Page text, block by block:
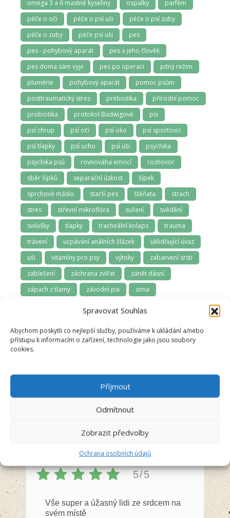
Spravovat Souhlas
Abychom poskytli co nejlepší služby, používáme k ukládání a/nebo
přístupu k informacím o zařízení, technologie jako jsou soubory
cookies.
Příjmout
Odmítnout
Zobrazit předvolby
Ochrana osobních údajů
omega 3 a 6 mastné kyseliny
ospalky
parfém
péče o oči
péče o psí uši
péče o psí zuby
péče o zuby
péče psí uši
pes
pes - pohybový aparát
pes a jeho člověk
pes doma sám vyje
pes po operaci
pitný režim
plumérie
pohybový aparát
pomoc psům
posttraumatický stres
prebiotika
přírodní pomoc
probiotika
protokol Budwigové
psi
psí chrup
psí oči psí oko
psí sportovci
psí tlapky
psí ucho psí uši
psychika
psychika psů
rovnováha emocí
rozhovor
sběr šípků
separační úzkost
šípek
sprchové máslo
starší pes štěňata
strach
stres
střevní mikroflóra sušení
svědění
svilušky
tlapky tracheální kolaps
trauma
trávení
ucpávání análních žlázek
uklidňující úvaz
uši
vitamíny pro psy výtoky
zabarvení srsti
zablešení
záchrana zvířat
zánět dásní
zápach z tlamy
závodní psi
zima
Anna Švecová
5/5
Vše super a úžasný lidi ze srdcem na
svém místě